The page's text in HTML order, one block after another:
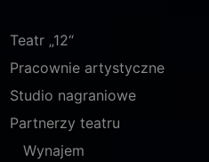
Teatr „12“
Pracownie artystyczne
Studio nagraniowe
Partnerzy teatru
Wynajem